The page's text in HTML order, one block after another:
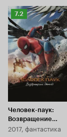
Рейтинг
Кинопоиска
7.2
7.2
Человек-паук:
Возвращение
домой
2017, фантастика